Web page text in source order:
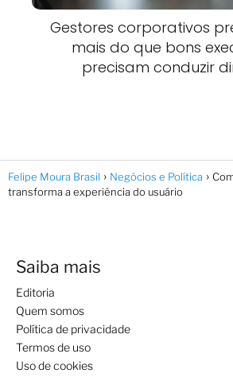
Gestores corporativos
mais do que bons
precisam conduzir
Felipe Moura Brasil Negócios e Política
transforma a experiência do usuário
Saiba mais
Editoria
Quem somos
Política de privacidade
Termos de uso
Uso de cookies